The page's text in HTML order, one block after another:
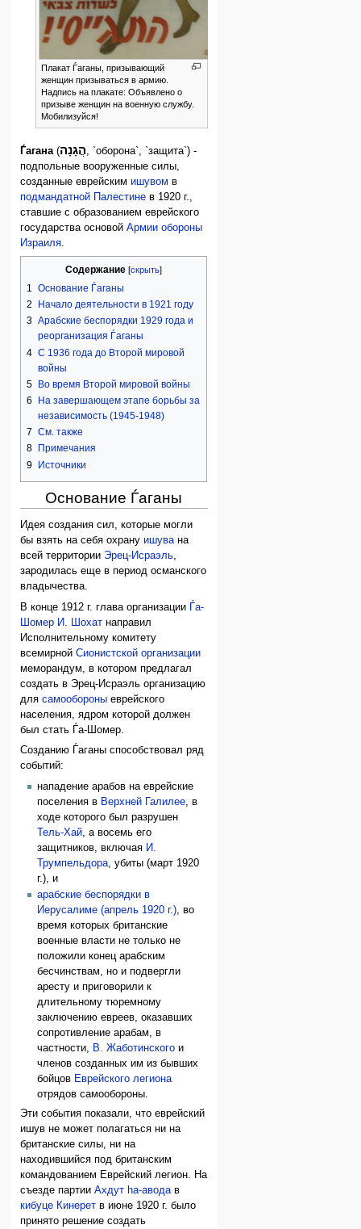
Плакат Ѓаганы, призывающий
женщин призываться в армию.
Надпись на плакате: Объявлено о
призыве женщин на военную службу.
Мобилизуйся!
Ѓагана(הֲגָנָה, `оборона`, `защита`) -
подпольные вооруженные силы,
созданные еврейскимишувом в
подмандатной Палестине в 1920 г.,
ставшие с образованием еврейского
государства основойАрмии обороны
Израиля.
Содержание
1 Основание Ѓаганы
2
Начало деятельности в 1921 году
3 Арабские беспорядки 1929 года и
реорганизация Ѓаганы
4 С 1936 года до Второй мировой
войны
5 Во время Второй мировой войны
6
На завершающем этапе борьбы за
независимость (1945-1948)
7 См. также
8
Примечания
9 Источники
Основание Ѓаганы
Идея создания сил, которые могли
бы взять на себя охрануишувана
всей территории Эрец-Исраэль,
зародилась еще в период османского
владычества.
В конце 1912 г. глава организации Ѓа-
Шомер И. Шохат направил
Исполнительному комитету
всемирнойСионистской организации
меморандум, в котором предлагал
создать в Эрец-Исраэль организацию
длясамообороны еврейского
населения, ядром которой должен
был стать Ѓа-Шомер.
Созданию Ѓаганы способствовал ряд
событий:
нападение арабов на еврейские
поселения в Верхней Галилее, в
ходе которого был разрушен
Тель-Хай, а восемь его
защитников, включая И.
Трумпельдора, убиты (март 1920
г.), и
арабские беспорядки в
Иерусалиме (апрель 1920 г.), во
время которых британские
военные власти не только не
положили конец арабским
бесчинствам, но и подвергли
аресту и приговорили к
длительному тюремному
заключению евреев, оказавших
сопротивление арабам, в
частности,
В. Жаботинскогои
членов созданных им из бывших
бойцов Еврейского легиона
отрядов самообороны.
Эти события показали, что еврейский
ишув не может полагаться ни на
британские силы, ни на
находившийся под британским
командованием Еврейский легион. На
съезде партииАхдут hа-аводав
кибуце Кинерет в июне 1920 г. было
принято решение создать